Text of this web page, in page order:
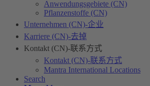
Anwendungsgebiete (CN)
Pflanzenstoffe (CN)
Unternehmen (CN)-企业
Karriere (CN)-去掉
Kontakt (CN)-联系方式
Kontakt (CN)-联系方式
Mantra International Locations
Search